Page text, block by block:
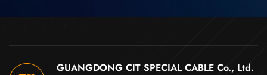
GUANGDONG CIT SPECIAL CABLE Co., Ltd.